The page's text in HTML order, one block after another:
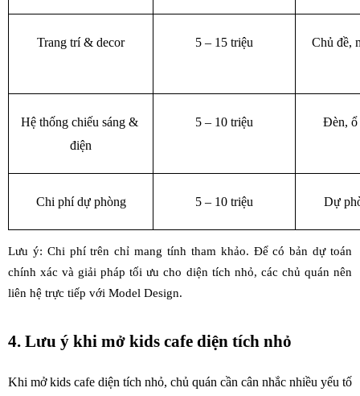
Trang trí & decor 5 – 15 triệu Chủ đề,
Hệ thống chiếu sáng &
điện
5 – 10 triệu Đèn, ổ
Chi phí dự phòng 5 – 10 triệu Dự
Lưu ý: Chi phí trên chỉ mang tính tham khảo. Để có bản dự toán
chính xác và giải pháp tối ưu cho diện tích nhỏ, các chủ quán nên
liên hệ trực tiếp với Model Design.
4. Lưu ý khi mở kids cafe diện tích nhỏ
Khi mở kids cafe diện tích nhỏ, chủ quán cần cân nhắc nhiều yếu tố